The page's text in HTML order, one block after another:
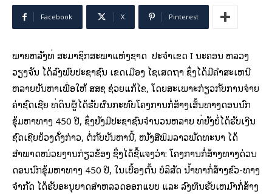
Facebook X Pinterest
ພາຍ​ຫລັງ​ທີ່ ສະມາຊິກ​ສະພາ​ແຫ່ງ​ຊາດ ປະຈຳ​ເຂດ I ນະຄອນ ຫລວງ​
ວຽງຈັນ ​ໄດ້​ລົງ​ພົບ​ປະຊາຊົນ ​ເຂດ​ເມືອງ ​ໄຊ​ເສດ​ຖາ ຊຶ່ງ​ໄດ້​ມີ​ຄຳສະ​ເຫ​ນີ
ຫລາຍ​ບັນຫາ​ເພື່ອ​ໃຫ້ ສສຊ ຊ່ວຍ​ແກ້​ໄຂ, ​ໂດຍ​ສະ​ເພາະ​ກ່ຽວກັບ​ການ​ຈ່າຍ​
ຄ່າ​ຊົດ​ເຊີຍ ທີ່​ດິນ​ຜູ້​ໄດ້​ຮັບ​ຜົນ​ກະທົບ​ໂຄງການ​ກໍ່ສ້າງ​ເສັ້ນທາງ​ດອນ​ນົກ​
ຂຸ້ມ​ຫາ​ທາງ 450 ປີ, ຊຶ່ງ​ຍັງ​ມີ​ປະຊາຊົນ​ຈຳນວນ​ຫລາຍ ທີ່​ຍັງ​ບໍ່​ໄດ້​ຮັບ​ເງີ​ນ
ຊົດ​​ເຊີຍ​ບ້ວງ​ດັ່ງກ່າວ, ຕໍ່ກັບ​ບັນຫາ​ນີ້, ໜັງສື​ພິມ​ລາວ​ພັດທະນາ ​ໄດ້
ສຳພາດໜ່ວຍງານ​ກ່ຽວຂ້ອງ ຊຶ່ງ​ໄດ້​ຊີ້​ແຈງ​ວ່າ: ​ໂຄງການ​ກໍ່ສ້າງ​ທາງ​ດ່ວນ​
ດອນ​ນົກ​ຂຸ້ມ​ຫາ​ທາງ 450 ປີ, ​ໃນ​ເບື້ອງຕົ້ນ ບໍລິສັດ ນ້ຳທາກໍ່ສ້າງ​ຂົວ-ທາງ
ຈຳກັດ ​ໄດ້​ຮັບ​ອະນຸຍາດ​ສຳ​ຫລວດ​ອອກ​ແບບ ​ແລະ ລົງທຶນ​ຮັບ​ເຫມົາ​ກໍ່ສ້າງ​